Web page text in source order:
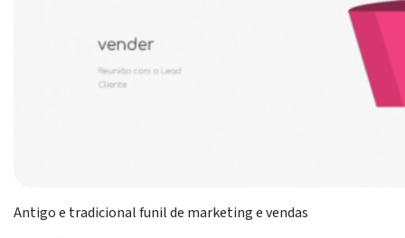
Antigo e tradicional funil de marketing e vendas